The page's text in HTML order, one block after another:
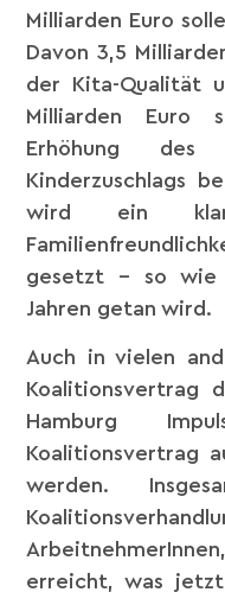
Milliarden Euro
Davon 3,5
der Kita-Qualität
Milliarden Euro
Erhöhung des
Kinderzuschlags
wird ein
gesetzt – so wie
Jahren getan wird.
Auch in vielen
Koalitionsvertrag
Hamburg
Koalitionsvertrag
werden.
erreicht, was